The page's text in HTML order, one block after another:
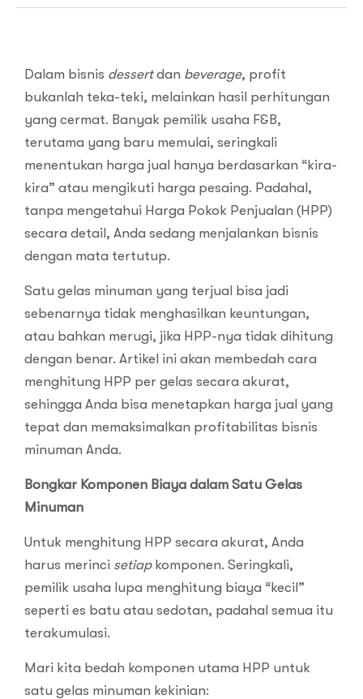
Dalam bisnis dessertdan beverage, profit
bukanlah teka-teki, melainkan hasil perhitungan
yang cermat. Banyak pemilik usaha F&B,
terutama yang baru memulai, seringkali
menentukan harga jual hanya berdasarkan “kira-
kira” atau mengikuti harga pesaing. Padahal,
tanpa mengetahui Harga Pokok Penjualan (HPP)
secara detail, Anda sedang menjalankan bisnis
dengan mata tertutup.
Satu gelas minuman yang terjual bisa jadi
sebenarnya tidak menghasilkan keuntungan,
atau bahkan merugi, jika HPP-nya tidak dihitung
dengan benar. Artikel ini akan membedah cara
menghitung HPP per gelas secara akurat,
sehingga Anda bisa menetapkan harga jual yang
tepat dan memaksimalkan profitabilitas bisnis
minuman Anda.
Bongkar Komponen Biaya dalam Satu Gelas
Minuman
Untuk menghitung HPP secara akurat, Anda
harus merinci setiapkomponen. Seringkali,
pemilik usaha lupa menghitung biaya “kecil”
seperti es batu atau sedotan, padahal semua itu
terakumulasi.
Mari kita bedah komponen utama HPP untuk
satu gelas minuman kekinian: